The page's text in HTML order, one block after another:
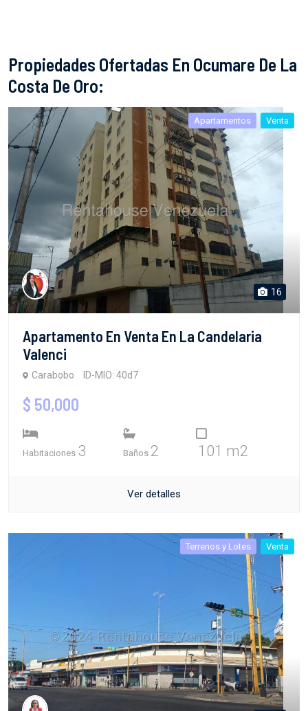
Propiedades Ofertadas En Ocumare De La
Costa De Oro:
Apartamentos Venta
16
Apartamento En Venta En La Candelaria
Valenci
Carabobo ID-MIO: 40d7
$ 50,000
Habitaciones 3 Baños 2 101 m2
Ver detalles
Terrenos y Lotes Venta